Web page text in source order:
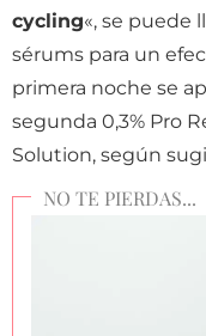
cycling«, se puede
sérums para un
primera noche se
segunda 0,3% Pro
Solution, según